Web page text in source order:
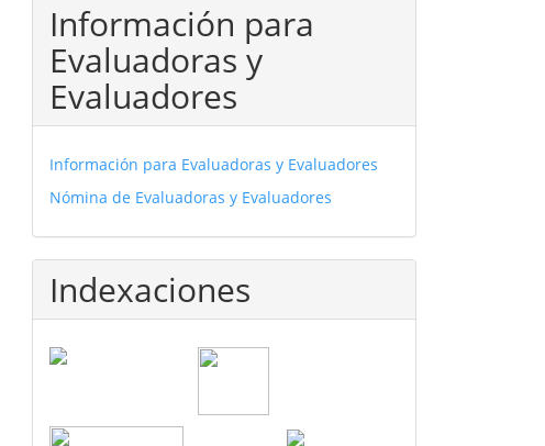
Información para
Evaluadoras y
Evaluadores
Información para Evaluadoras y Evaluadores
Nómina de Evaluadoras y Evaluadores
Indexaciones